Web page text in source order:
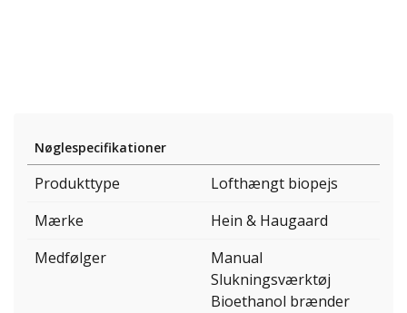
Nøglespecifikationer
Produkttype
Lofthængt biopejs
Mærke
Hein & Haugaard
Medfølger
Manual
Slukningsværktøj
Bioethanol brænder